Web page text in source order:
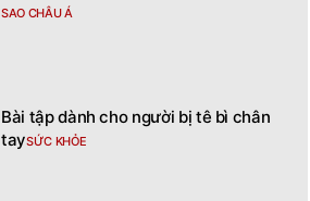
SAO CHÂU Á
Bài tập dành cho người bị tê bì chân
taySỨC KHỎE